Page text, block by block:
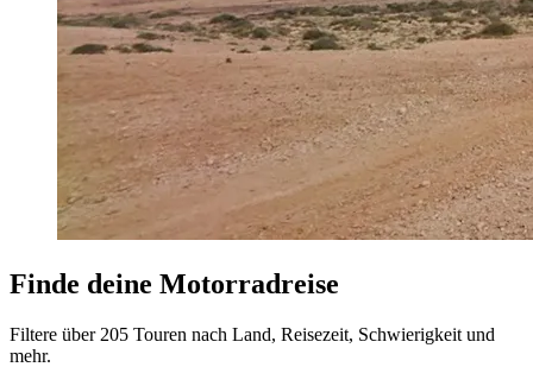
Finde deine Motorradreise
Filtere über 205 Touren nach Land, Reisezeit, Schwierigkeit und
mehr.